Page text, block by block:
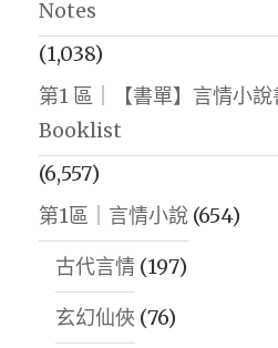
Notes
(1,038)
第1 區｜【書單】言情小
Booklist
(6,557)
第1區｜言情小說 (654)
古代言情 (197)
玄幻仙俠 (76)